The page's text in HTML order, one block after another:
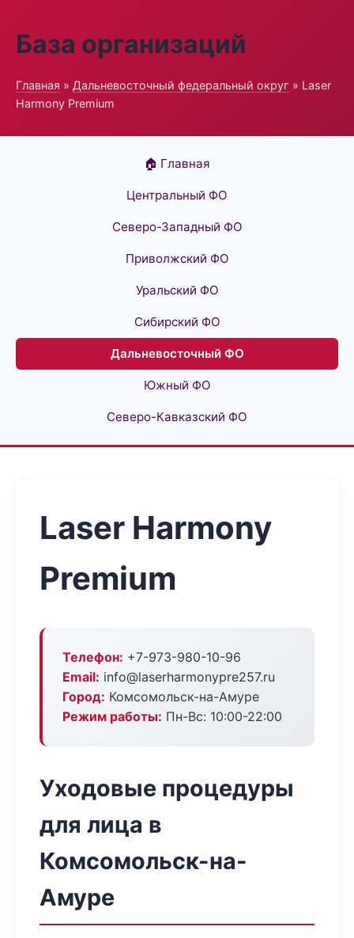
База организаций
Главная » Дальневосточный федеральный округ » Laser
Harmony Premium
🏠 Главная
Центральный ФО
Северо-Западный ФО
Приволжский ФО
Уральский ФО
Сибирский ФО
Дальневосточный ФО
Южный ФО
Северо-Кавказский ФО
Laser Harmony
Premium
Телефон: +7-973-980-10-96
Email: info@laserharmonypre257.ru
Город: Комсомольск-на-Амуре
Режим работы: Пн-Вс: 10:00-22:00
Уходовые процедуры
для лица в
Комсомольск-на-
Амуре